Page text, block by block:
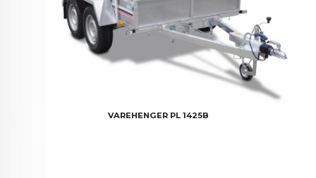
VAREHENGER PL 1425B